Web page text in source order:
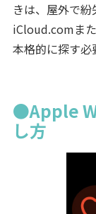
きは、屋外で
iCloud.comま
本格的に探す必
●Apple
し方